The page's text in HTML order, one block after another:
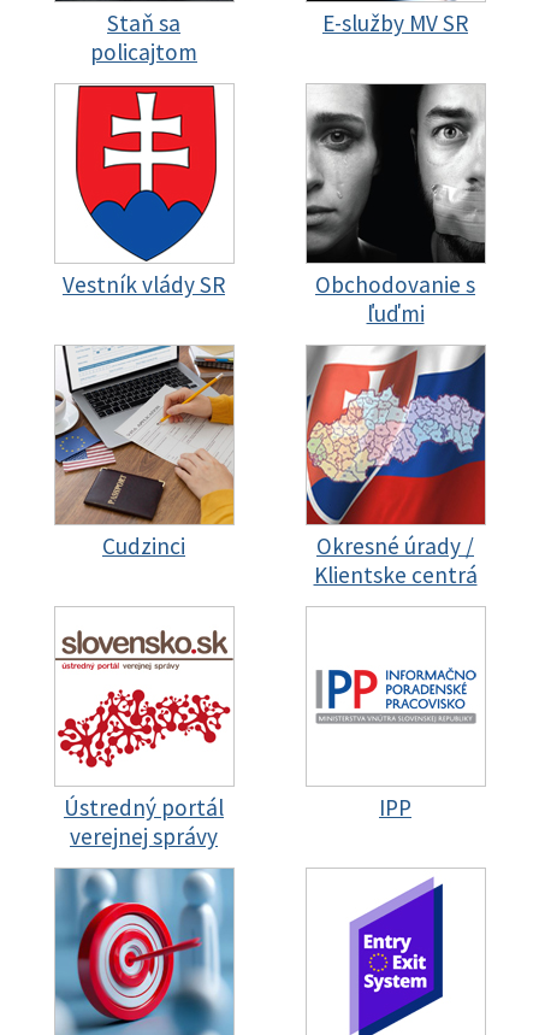
Staň sa
policajtom
E-služby MV SR
Vestník vlády SR
Obchodovanie s
ľuďmi
Cudzinci
Okresné úrady /
Klientske centrá
Ústredný portál
verejnej správy
IPP